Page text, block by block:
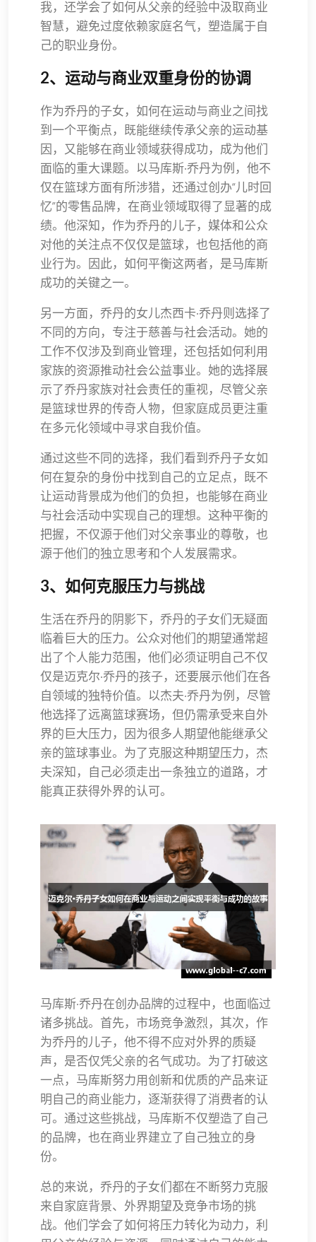
我，还学会了如何从父亲的经验中汲取商业
智慧，避免过度依赖家庭名气，塑造属于自
己的职业身份。
2、运动与商业双重身份的协调
作为乔丹的子女，如何在运动与商业之间找
到一个平衡点，既能继续传承父亲的运动基
因，又能够在商业领域获得成功，成为他们
面临的重大课题。以马库斯·乔丹为例，他不
仅在篮球方面有所涉猎，还通过创办“儿时回
忆”的零售品牌，在商业领域取得了显著的成
绩。他深知，作为乔丹的儿子，媒体和公众
对他的关注点不仅仅是篮球，也包括他的商
业行为。因此，如何平衡这两者，是马库斯
成功的关键之一。
另一方面，乔丹的女儿杰西卡·乔丹则选择了
不同的方向，专注于慈善与社会活动。她的
工作不仅涉及到商业管理，还包括如何利用
家族的资源推动社会公益事业。她的选择展
示了乔丹家族对社会责任的重视，尽管父亲
是篮球世界的传奇人物，但家庭成员更注重
在多元化领域中寻求自我价值。
通过这些不同的选择，我们看到乔丹子女如
何在复杂的身份中找到自己的立足点，既不
让运动背景成为他们的负担，也能够在商业
与社会活动中实现自己的理想。这种平衡的
把握，不仅源于他们对父亲事业的尊敬，也
源于他们的独立思考和个人发展需求。
3、如何克服压力与挑战
生活在乔丹的阴影下，乔丹的子女们无疑面
临着巨大的压力。公众对他们的期望通常超
出了个人能力范围，他们必须证明自己不仅
仅是迈克尔·乔丹的孩子，还要展示他们在各
自领域的独特价值。以杰夫·乔丹为例，尽管
他选择了远离篮球赛场，但仍需承受来自外
界的巨大压力，因为很多人期望他能继承父
亲的篮球事业。为了克服这种期望压力，杰
夫深知，自己必须走出一条独立的道路，才
能真正获得外界的认可。
马库斯·乔丹在创办品牌的过程中，也面临过
诸多挑战。首先，市场竞争激烈，其次，作
为乔丹的儿子，他不得不应对外界的质疑
声，是否仅凭父亲的名气成功。为了打破这
一点，马库斯努力用创新和优质的产品来证
明自己的商业能力，逐渐获得了消费者的认
可。通过这些挑战，马库斯不仅塑造了自己
的品牌，也在商业界建立了自己独立的身
份。
总的来说，乔丹的子女们都在不断努力克服
来自家庭背景、外界期望及竞争市场的挑
战。他们学会了如何将压力转化为动力，利